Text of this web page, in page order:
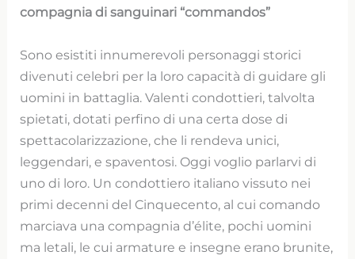
compagnia di sanguinari “commandos”
Sono esistiti innumerevoli personaggi storici
divenuti celebri per la loro capacità di guidare gli
uomini in battaglia. Valenti condottieri, talvolta
spietati, dotati perfino di una certa dose di
spettacolarizzazione, che li rendeva unici,
leggendari, e spaventosi. Oggi voglio parlarvi di
uno di loro. Un condottiero italiano vissuto nei
primi decenni del Cinquecento, al cui comando
marciava una compagnia d’élite, pochi uomini
ma letali, le cui armature e insegne erano brunite,